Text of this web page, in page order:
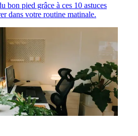
bon pied grâce à ces 10 astuces
dans votre routine matinale.